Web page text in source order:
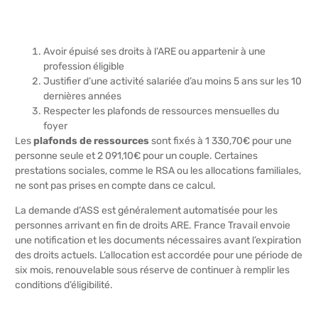
Avoir épuisé ses droits à l’ARE ou appartenir à une
profession éligible
Justifier d’une activité salariée d’au moins 5 ans sur les 10
dernières années
Respecter les plafonds de ressources mensuelles du
foyer
Lesplafonds de ressourcessont fixés à 1 330,70€ pour une
personne seule et 2 091,10€ pour un couple. Certaines
prestations sociales, comme le RSA ou les allocations familiales,
ne sont pas prises en compte dans ce calcul.
La demande d’ASS est généralement automatisée pour les
personnes arrivant en fin de droits ARE. France Travail envoie
une notification et les documents nécessaires avant l’expiration
des droits actuels. L’allocation est accordée pour une période de
six mois, renouvelable sous réserve de continuer à remplir les
conditions d’éligibilité.